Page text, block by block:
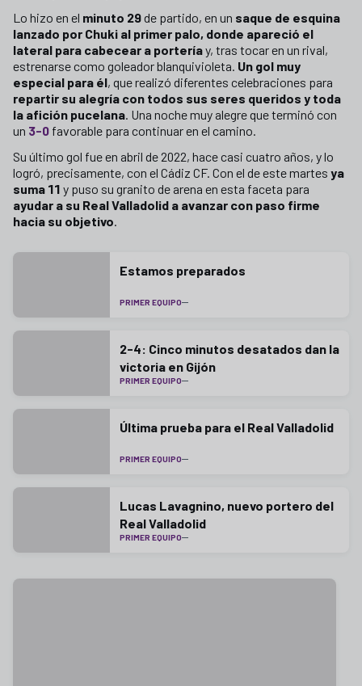
Lo hizo en el minuto 29de partido, en un saque de esquina
lanzado por Chuki al primer palo, donde apareció el
lateral para cabecear a porteríay, tras tocar en un rival,
estrenarse como goleador blanquivioleta. Un gol muy
especial para él, que realizó diferentes celebraciones para
repartir su alegría con todos sus seres queridos y toda
la afición pucelana. Una noche muy alegre que terminó con
un 3-0 favorable para continuar en el camino.
Su último gol fue en abril de 2022, hace casi cuatro años, y lo
logró, precisamente, con el Cádiz CF. Con el de este martes ya
suma 11 y puso su granito de arena en esta faceta para
ayudar a su Real Valladolid a avanzar con paso firme
hacia su objetivo.
Estamos preparados
PRIMER EQUIPO
2-4: Cinco minutos desatados dan la
victoria en Gijón
PRIMER EQUIPO
Última prueba para el Real Valladolid
PRIMER EQUIPO
Lucas Lavagnino, nuevo portero del
Real Valladolid
PRIMER EQUIPO